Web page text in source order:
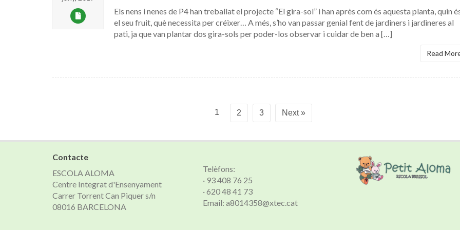
Els nens i nenes de P4 han treballat el projecte “El gira-sol” i han après com és aquesta planta, quin
el seu fruit, què necessita per créixer… A més, s’ho van passar genial fent de jardiners i jardineres al
pati, ja que van plantar dos gira-sols per poder-los observar i cuidar de ben a […]
Read
1 2 3 Next »
Contacte
ESCOLA ALOMA
Centre Integrat d'Ensenyament
Carrer Torrent Can Piquer s/n
08016 BARCELONA
Telèfons:
· 93 408 76 25
· 620 48 41 73
Email: a8014358@xtec.cat